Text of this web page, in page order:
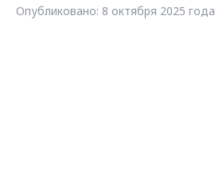
Опубликовано: 8 октября 2025 года